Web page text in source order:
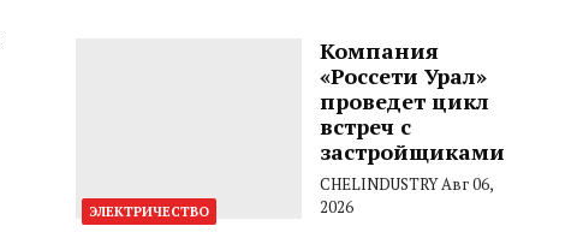
ЭЛЕКТРИЧЕСТВО
Компания
«Россети Урал»
проведет цикл
встреч с
застройщиками
CHELINDUSTRYАвг 06,
2026